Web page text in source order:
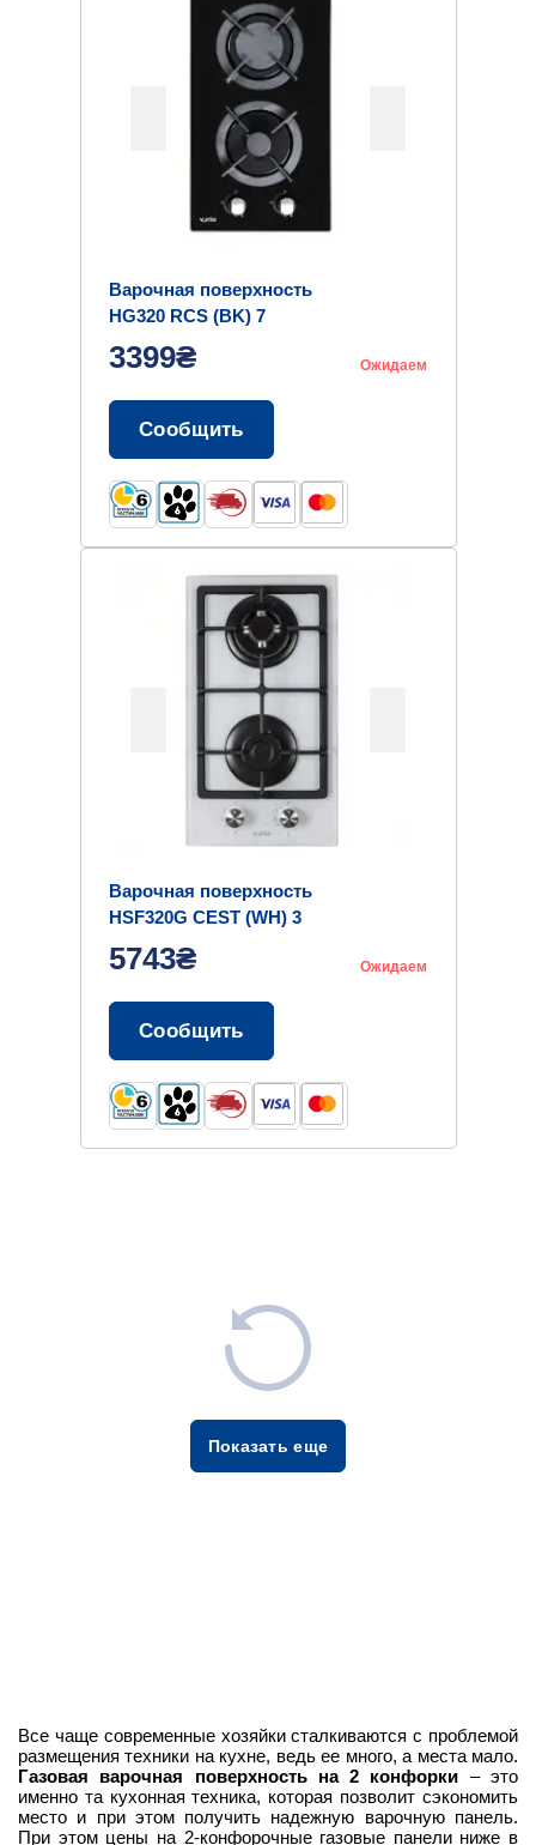
Варочная поверхность
HG320 RCS (BK) 7
3399₴ Ожидаем
Сообщить
Варочная поверхность
HSF320G CEST (WH) 3
5743₴ Ожидаем
Сообщить
Показать еще
Все чаще современные хозяйки сталкиваются с проблемой
размещения техники на кухне, ведь ее много, а места мало.
Газовая варочная поверхность на 2 конфорки – это
именно та кухонная техника, которая позволит сэкономить
место и при этом получить надежную варочную панель.
При этом цены на 2-конфорочные газовые панели ниже в